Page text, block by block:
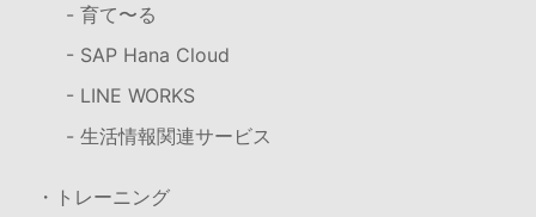
- 育て〜る
- SAP Hana Cloud
- LINE WORKS
- 生活情報関連サービス
・トレーニング